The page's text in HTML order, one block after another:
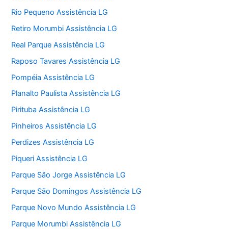
Rio Pequeno Assistência LG
Retiro Morumbi Assistência LG
Real Parque Assistência LG
Raposo Tavares Assistência LG
Pompéia Assistência LG
Planalto Paulista Assistência LG
Pirituba Assistência LG
Pinheiros Assistência LG
Perdizes Assistência LG
Piqueri Assistência LG
Parque São Jorge Assistência LG
Parque São Domingos Assistência LG
Parque Novo Mundo Assistência LG
Parque Morumbi Assistência LG